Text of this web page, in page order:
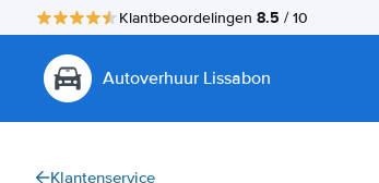
Klantbeoordelingen 8.5 / 10
Autoverhuur Lissabon
Klantenservice